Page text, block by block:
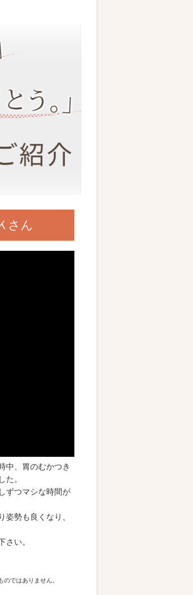
さん
中、胃のむかつき
た。
ずつマシな時間が
姿勢も良くなり、
さい。
ではありません。